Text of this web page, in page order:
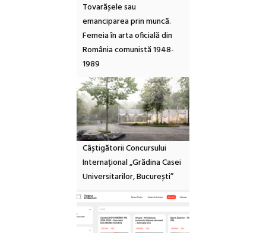
Tovarășele sau
emanciparea prin muncă.
Femeia în arta oficială din
România comunistă 1948-
1989
Câștigătorii Concursului
Internațional „Grădina Casei
Universitarilor, București”